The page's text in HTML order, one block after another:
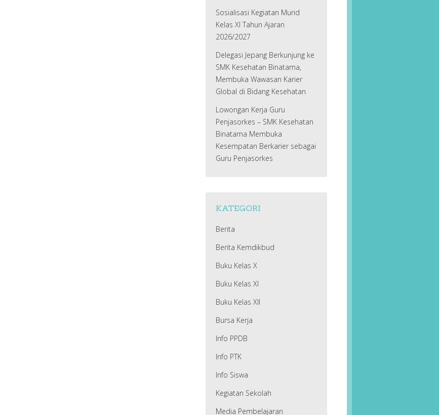
Sosialisasi Kegiatan Murid
Kelas XI Tahun Ajaran
2026/2027
Delegasi Jepang Berkunjung ke
SMK Kesehatan Binatama,
Membuka Wawasan Karier
Global di Bidang Kesehatan
Lowongan Kerja Guru
Penjasorkes – SMK Kesehatan
Binatama Membuka
Kesempatan Berkarier sebagai
Guru Penjasorkes
KATEGORI
Berita
Berita Kemdikbud
Buku Kelas X
Buku Kelas XI
Buku Kelas XII
Bursa Kerja
Info PPDB
Info PTK
Info Siswa
Kegiatan Sekolah
Media Pembelajaran